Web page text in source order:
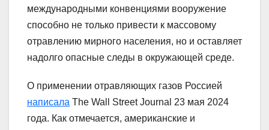
международными конвенциями вооружение
способно не только привести к массовому
отравлению мирного населения, но и оставляет
надолго опасные следы в окружающей среде.
О применении отравляющих газов Россией
написала The Wall Street Journal 23 мая 2024
года. Как отмечается, американские и